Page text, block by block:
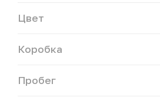
Цвет
Коробка
Пробег